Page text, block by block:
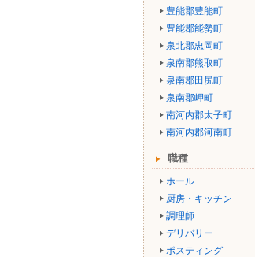
豊能郡豊能町
豊能郡能勢町
泉北郡忠岡町
泉南郡熊取町
泉南郡田尻町
泉南郡岬町
南河内郡太子町
南河内郡河南町
職種
ホール
厨房・キッチン
調理師
デリバリー
ポスティング